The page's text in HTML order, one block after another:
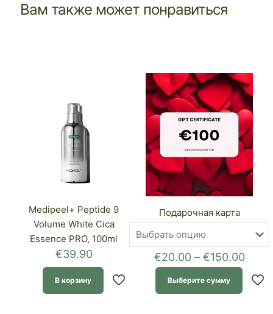
Вам также может понравиться
Medipeel+ Peptide 9
Volume White Cica
Essence PRO, 100ml
€39.90
В корзину
Подарочная карта
€20.00 – €150.00
Выберите сумму